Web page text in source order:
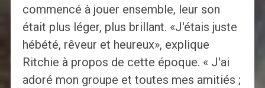
commencé à jouer ensemble, leur son
était plus léger, plus brillant. «J'étais juste
hébété, rêveur et heureux», explique
Ritchie à propos de cette époque. « J'ai
adoré mon groupe et toutes mes amitiés ;